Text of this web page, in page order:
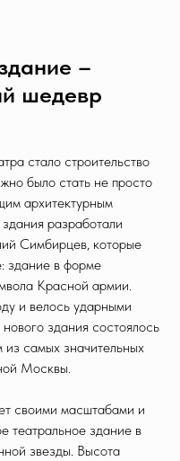
–
шедевр
стало строительство
было стать не просто
архитектурным
разработали
Симбирцев, которые
здание в форме
Красной армии.
и велось ударными
здания состоялось
из самых значительных
Москвы.
своими масштабами и
театральное здание в
звезды. Высота